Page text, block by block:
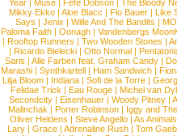
Year Muse Fefe Dobson
The Bloody
Mikky Ekko | Aloe Blacc | Flo Bauer | Like
Says | Jenix | Wille And The Bandits | MO
Paloma Faith |Oonagh |Vandenbergs
|Rooftop Runners |Two Wooden Stones |
| Ricardo Bielecki | Otto Normal |
Saris | Alle Farben feat. Graham Candy |
Marashi | Synthkartell | Ham Sandwich |
Lilja Bloom | Indiana | Sofi de la Torre |
Felidae Trick | Eau Rouge | Michel van
Secondcity |Eisenhauer |Woody Pitney |
Malinchak |Porter Robinson | Iggy and
Oliver Heldens |Steve Angello |As Animals
Lary | Grace | Adrenaline Rush | Tom